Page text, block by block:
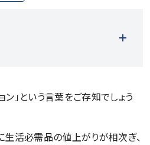
ン」という言葉をご存知でしょう
活必需品の値上がりが相次ぎ、